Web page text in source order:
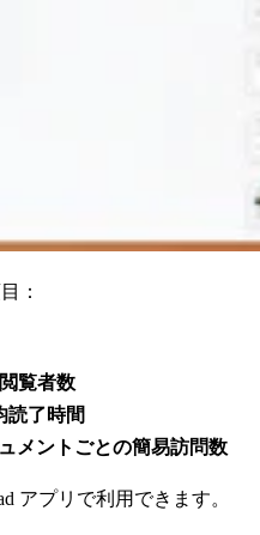
：
覧者数
読了時間
メントごとの簡易訪問数
アプリで利用できます。